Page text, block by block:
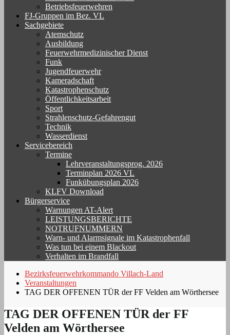
Betriebsfeuerwehren
FJ-Gruppen im Bez. VL
Sachgebiete
Atemschutz
Ausbildung
Feuerwehrmedizinischer Dienst
Funk
Jugendfeuerwehr
Kameradschaft
Katastrophenschutz
Öffentlichkeitsarbeit
Sport
Strahlenschutz-Gefahrengut
Technik
Wasserdienst
Servicebereich
Termine
Lehrveranstaltungsprog. 2026
Terminplan 2026 VL
Funkübungsplan 2026
KLFV Download
Bürgerservice
Warnungen AT-Alert
LEISTUNGSBERICHTE
NOTRUFNUMMERN
Warn- und Alarmsignale im Katastrophenfall
Was tun bei einem Blackout
Verhalten im Brandfall
Bezirksfeuerwehrkommando Villach-Land
Veranstaltungen
TAG DER OFFENEN TÜR der FF Velden am Wörthersee
TAG DER OFFENEN TÜR der FF
Velden am Wörthersee